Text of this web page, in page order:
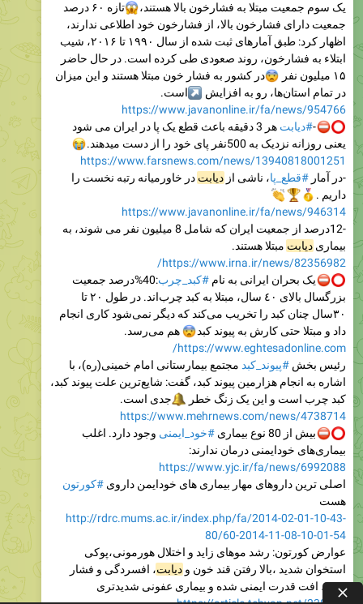
یک سوم جمعیت مبتلا به فشارخون بالا هستند،
😱
تازه ۶۰ درصد
جمعیت دارای فشارخون بالا، از فشارخون خود اطلاعی ندارند،
اظهار کرد: طبق آمار‌های ثبت شده از سال ۱۹۹۰ تا ۲۰۱۶، شیب
ابتلاء به فشارخون، روند صعودی طی کرده است. در حال حاضر
۱۵ میلیون نفر
در کشور به فشار خون مبتلا هستند و این میزان
در تمام استان‌ها، رو به افزایش
↗️
است.
https://www.javanonline.ir/fa/news/954766
-#دیابت
هر 3 دقیقه باعث قطع یک پا در ایران می شود
یعنی روزانه نزدیک به 500نفر پای خود را از دست میدهند.
😭
https://www.farsnews.com/news/13940818001251
-در آمار #قطع_پا، ناشی از دیابت در خاورمیانه رتبه نخست را
داریم .
https://www.javanonline.ir/fa/news/946314
-12درصد از جمعیت ایران كه شامل 8 میلیون نفر می شوند، به
بیماری دیابت مبتلا هستند.
https://www.irna.ir/news/82356982/
یک بحران ایرانی به نام #کبد_چرب
:40%‌درصد جمعیت
بزرگسال بالای ٤٠ سال، مبتلا به کبد چرب‌اند. در طول ٢٠ تا
٣٠‌سال چنان کبد را تخریب می‌کند که دیگر نمی‌شود کاری انجام
داد و مبتلا حتی کارش به پیوند کبد
😨هم می‌رسد.
https://www.eghtesadonline.com/
رئیس بخش #پیوند_کبد مجتمع بیمارستانی امام خمینی(ره)، با
اشاره به انجام هزارمین پیوند کبد، گفت: شایع‌ترین علت پیوند کبد،
کبد چرب است و این یک زنگ خطر
🔔جدی است.
https://www.mehrnews.com/news/4738714
بیش از 80 نوع بیماری #خود_ایمنی وجود دارد. اغلب
بیماری‌های خودایمنی درمان ندارند:
https://www.yjc.ir/fa/news/6992088
اصلی ترین داروهای مهار بیماری های خودایمن داروی #کورتون
هست
http://rdrc.mums.ac.ir/index.php/fa/2014-02-01-10-43-
80/60-2014-11-08-10-01-54
عوارض کورتون: رشد موهای زاید و اختلال هورمونی،پوکی
استخوان شدید ،بالا رفتن قند خون و دیابت، افسردگی و فشار
خون، افت قدرت ایمنی شده و بیماری عفونی شدیدتری